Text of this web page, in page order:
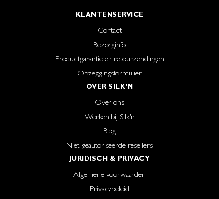
KLANTENSERVICE
Contact
Bezorginfo
Productgarantie en retourzendingen
Opzeggingsformulier
OVER SILK'N
Over ons
Werken bij Silk'n
Blog
Niet-geautoriseerde resellers
JURIDISCH & PRIVACY
Algemene voorwaarden
Privacybeleid